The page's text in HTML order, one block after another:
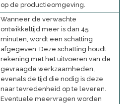
op de productieomgeving.
Wanneer de verwachte
ontwikkeltijd meer is dan 45
minuten, wordt een schatting
afgegeven. Deze schatting houdt
rekening met het uitvoeren van de
gevraagde werkzaamheden,
evenals de tijd die nodig is deze
naar tevredenheid op te leveren.
Eventuele meervragen worden